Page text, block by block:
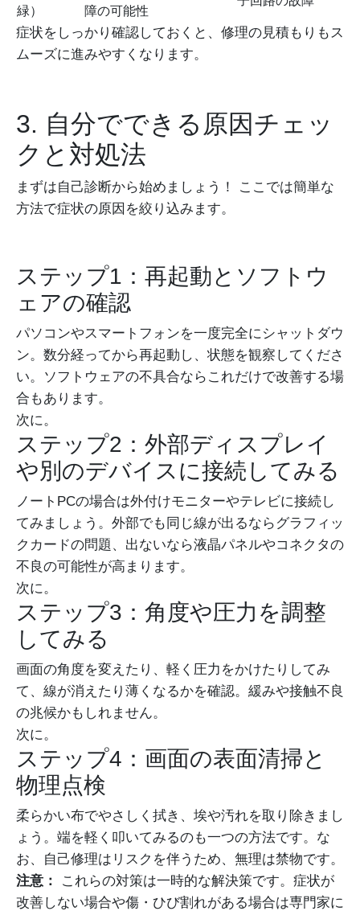
緑） 障の可能性
症状をしっかり確認しておくと、修理の見積もりもス
ムーズに進みやすくなります。
3. 自分でできる原因チェッ
クと対処法
まずは自己診断から始めましょう！ ここでは簡単な
方法で症状の原因を絞り込みます。
ステップ1：再起動とソフトウ
ェアの確認
パソコンやスマートフォンを一度完全にシャットダウ
ン。数分経ってから再起動し、状態を観察してくださ
い。ソフトウェアの不具合ならこれだけで改善する場
合もあります。
次に。
ステップ2：外部ディスプレイ
や別のデバイスに接続してみる
ノートPCの場合は外付けモニターやテレビに接続し
てみましょう。外部でも同じ線が出るならグラフィッ
クカードの問題、出ないなら液晶パネルやコネクタの
不良の可能性が高まります。
次に。
ステップ3：角度や圧力を調整
してみる
画面の角度を変えたり、軽く圧力をかけたりしてみ
て、線が消えたり薄くなるかを確認。緩みや接触不良
の兆候かもしれません。
次に。
ステップ4：画面の表面清掃と
物理点検
柔らかい布でやさしく拭き、埃や汚れを取り除きまし
ょう。端を軽く叩いてみるのも一つの方法です。な
お、自己修理はリスクを伴うため、無理は禁物です。
注意：
これらの対策は一時的な解決策です。症状が
改善しない場合や傷・ひび割れがある場合は専門家に